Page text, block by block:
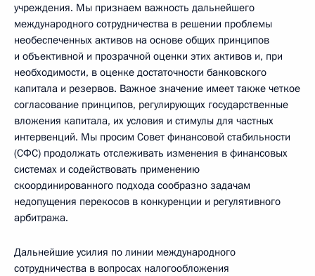
учреждения. Мы признаем важность дальнейшего
международного сотрудничества в решении проблемы
необеспеченных активов на основе общих принципов
и объективной и прозрачной оценки этих активов и, при
необходимости, в оценке достаточности банковского
капитала и резервов. Важное значение имеет также четкое
согласование принципов, регулирующих государственные
вложения капитала, их условия и стимулы для частных
интервенций. Мы просим Совет финансовой стабильности
(СФС) продолжать отслеживать изменения в финансовых
системах и содействовать применению
скоординированного подхода сообразно задачам
недопущения перекосов в конкуренции и регулятивного
арбитража.
Дальнейшие усилия по линии международного
сотрудничества в вопросах налогообложения